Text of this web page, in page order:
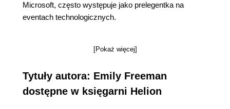
Microsoft, często występuje jako prelegentka na
eventach technologicznych.
[Pokaż więcej]
Tytuły autora: Emily Freeman
dostępne w księgarni Helion